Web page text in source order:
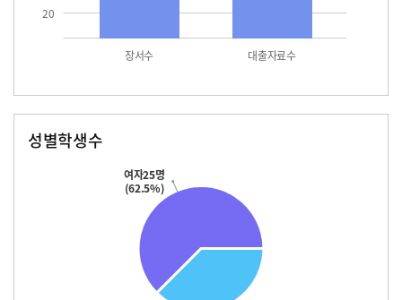
20
장서수 대출자료수
성별학생수
여자25명
(62.5%)